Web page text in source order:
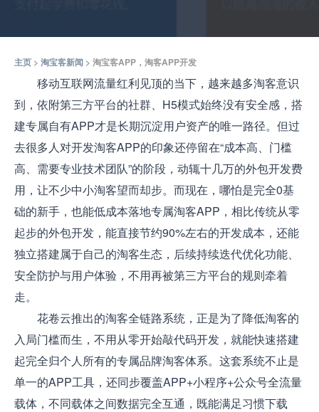
主页 > 淘宝客新闻 > 淘宝客APP，淘客APP开发
移动互联网流量红利见顶的当下，越来越多淘客意识
到，依附第三方平台的社群、H5模式始终没有安全感，搭
建专属自有APP才是长期沉淀用户资产的唯一路径。但过
去很多人对开发淘客APP的印象还停留在“成本高、门槛
高、需要专业技术团队”的阶段，动辄十几万的外包开发费
用，让不少中小淘客望而却步。而现在，哪怕是完全0基
础的新手，也能低成本落地专属淘客APP，相比传统从零
起步的外包开发，能直接节约90%左右的开发成本，还能
独立搭建属于自己的淘客生态，后续持续迭代优化功能、
安全防护与用户体验，不用再被第三方平台的规则牵着
走。
花卷云推出的淘客全链路系统，正是为了降低淘客的
入局门槛而生，不用从零开始敲代码开发，就能快速搭建
起完全归个人所有的专属品牌淘客体系。这套系统不止是
单一的APP工具，还同步覆盖APP+小程序+公众号全流量
载体，不同载体之间数据完全互通，既能满足习惯下载